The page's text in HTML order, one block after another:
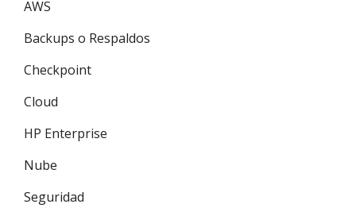
AWS
Backups o Respaldos
Checkpoint
Cloud
HP Enterprise
Nube
Seguridad